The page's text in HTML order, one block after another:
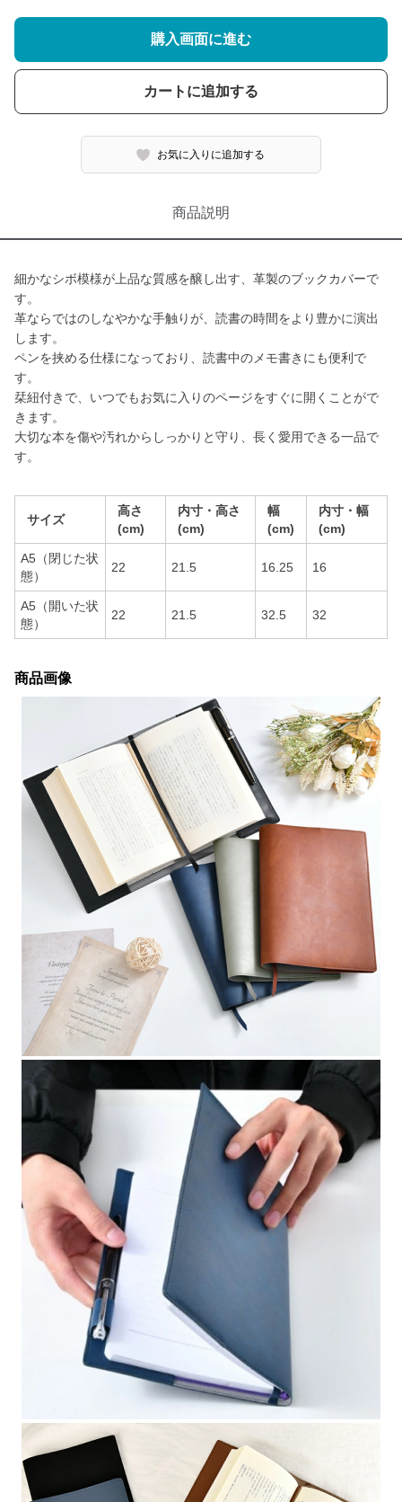
購入画面に進む
カートに追加する
お気に入りに追加する
商品説明
細かなシボ模様が上品な質感を醸し出す、革製のブックカバーで
す。
革ならではのしなやかな手触りが、読書の時間をより豊かに演出
します。
ペンを挟める仕様になっており、読書中のメモ書きにも便利で
す。
栞紐付きで、いつでもお気に入りのページをすぐに開くことがで
きます。
大切な本を傷や汚れからしっかりと守り、長く愛用できる一品で
す。
サイズ
高さ
(cm)
内寸・高さ
(cm)
幅
(cm)
内寸・幅
(cm)
A5（閉じた状
態）
22 21.5 16.25 16
A5（開いた状
態）
22 21.5 32.5 32
商品画像